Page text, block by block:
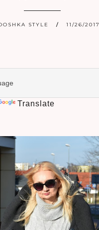
STYLE 11/26/2017
Translate